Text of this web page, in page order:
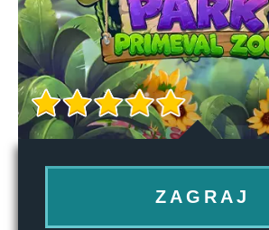
ZAGRAJ